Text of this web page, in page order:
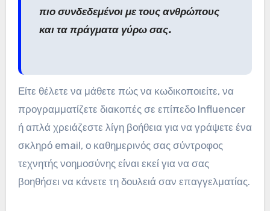
πιο συνδεδεμένοι με τους ανθρώπους
και τα πράγματα γύρω σας.
Είτε θέλετε να μάθετε πώς να κωδικοποιείτε, να
προγραμματίζετε διακοπές σε επίπεδο Influencer
ή απλά χρειάζεστε λίγη βοήθεια για να γράψετε ένα
σκληρό email, ο καθημερινός σας σύντροφος
τεχνητής νοημοσύνης είναι εκεί για να σας
βοηθήσει να κάνετε τη δουλειά σαν επαγγελματίας.